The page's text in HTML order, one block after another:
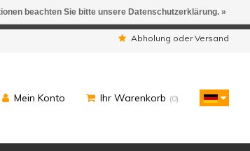
Abholung oder Versand
Mein Konto Ihr Warenkorb (0)
beachten Sie bitte unsere Datenschutzerklärung. »